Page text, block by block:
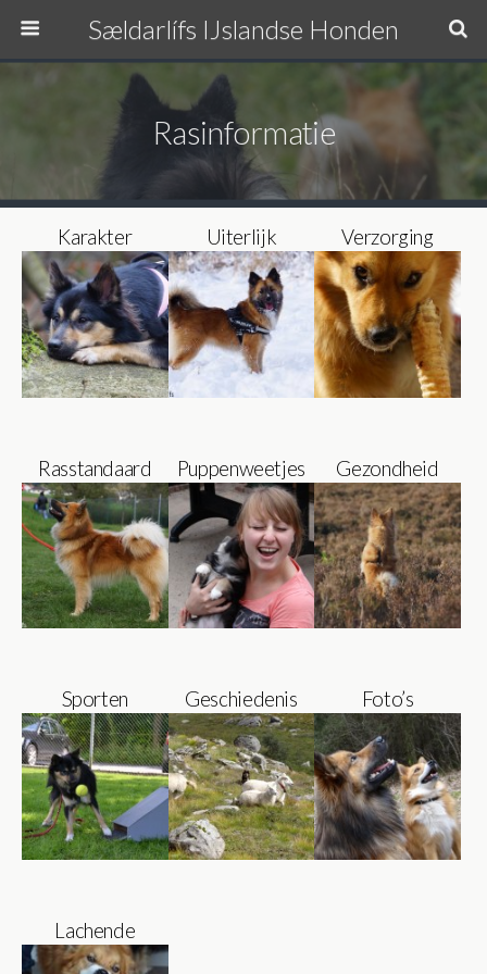
Sældarlífs IJslandse Honden
Rasinformatie
Karakter Uiterlijk Verzorging
Rasstandaard Puppenweetjes Gezondheid
Sporten Geschiedenis Foto’s
Lachende
IJslanders